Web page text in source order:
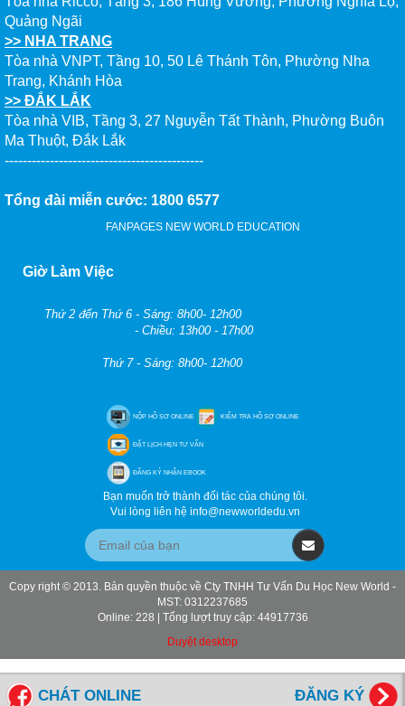
Quảng Ngãi
>> NHA TRANG
Tòa nhà VNPT, Tầng 10, 50 Lê Thánh Tôn, Phường Nha
Trang, Khánh Hòa
>> ĐẮK LẮK
Tòa nhà VIB, Tầng 3, 27 Nguyễn Tất Thành, Phường Buôn
Ma Thuột, Đắk Lắk
--------------------------------------------
Tổng đài miễn cước: 1800 6577
FANPAGES NEW WORLD EDUCATION
Giờ Làm Việc
Thứ 2 đến Thứ 6 - Sáng: 8h00- 12h00
- Chiều: 13h00 - 17h00
Thứ 7 - Sáng: 8h00- 12h00
NỘP HỒ SƠ ONLINE KIỂM TRA HỒ SƠ ONLINE
ĐẶT LỊCH HẸN TƯ VẤN
ĐĂNG KÝ NHẬN EBOOK
Bạn muốn trở thành đối tác của chúng tôi.
Vui lòng liên hệ info@newworldedu.vn
Copy right © 2013. Bản quyền thuộc về Cty TNHH Tư Vấn Du Học New World -
MST: 0312237685
Online: 228 | Tổng lượt truy cập: 44917736
Duyệt desktop
ĐĂNG KÝ
CHÁT ONLINE